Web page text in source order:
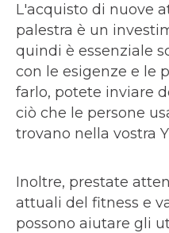
L'acquisto di nuove
palestra è un
quindi è essenziale
con le esigenze e le
farlo, potete inviare
ciò che le persone
trovano nella vostra
Inoltre, prestate
attuali del fitness e
possono aiutare gli